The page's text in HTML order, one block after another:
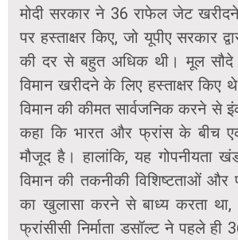
मोदी सरकार ने 36 राफेल जेट
पर हस्ताक्षर किए, जो यूपीए सरकार
की दर से बहुत अधिक थी। मूल सौदे
विमान खरीदने के लिए हस्ताक्षर किए
विमान की कीमत सार्वजनिक करने से
कहा कि भारत और फ्रांस के बीच
मौजूद है। हालांकि, यह गोपनीयता
विमान की तकनीकी विशिष्टताओं और
का खुलासा करने से बाध्य करता
फ्रांसीसी निर्माता डसॉल्ट ने पहले ही